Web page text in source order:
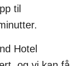
til
Hotel